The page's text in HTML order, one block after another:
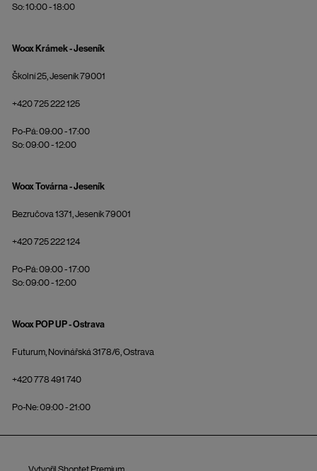
So: 10:00 - 18:00
Woox Krámek - Jeseník
Školní 25, Jeseník 79001
+420 725 222 125
Po-Pá: 09:00 - 17:00
So: 09:00 - 12:00
Woox Továrna - Jeseník
Bezručova 1371, Jeseník 79001
+420 725 222 124
Po-Pá: 09:00 - 17:00
So: 09:00 - 12:00
Woox POP UP - Ostrava
Futurum, Novinářská 3178/6, Ostrava
+420 778 491 740
Po-Ne: 09:00 - 21:00